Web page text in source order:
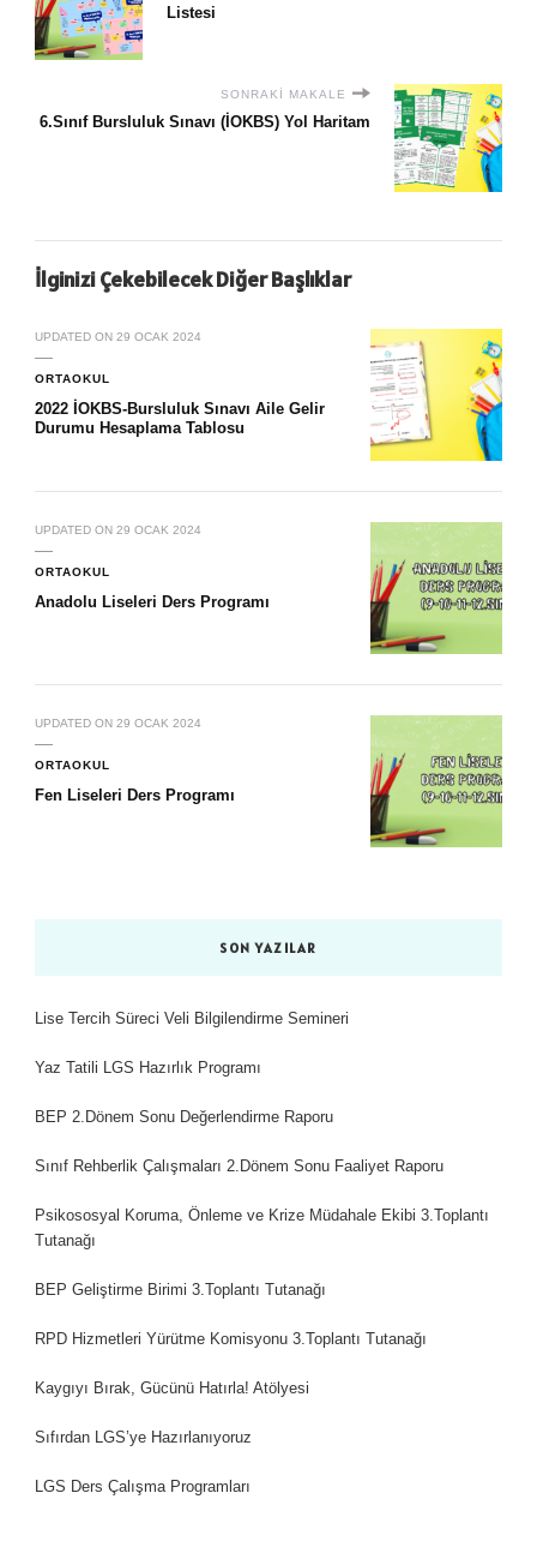
Listesi
SONRAKI MAKALE
6.Sınıf Bursluluk Sınavı (İOKBS) Yol Haritam
İlginizi Çekebilecek Diğer Başlıklar
UPDATED ON 29 OCAK 2024
ORTAOKUL
2022 İOKBS-Bursluluk Sınavı Aile Gelir
Durumu Hesaplama Tablosu
UPDATED ON 29 OCAK 2024
ORTAOKUL
Anadolu Liseleri Ders Programı
UPDATED ON 29 OCAK 2024
ORTAOKUL
Fen Liseleri Ders Programı
SON YAZILAR
Lise Tercih Süreci Veli Bilgilendirme Semineri
Yaz Tatili LGS Hazırlık Programı
BEP 2.Dönem Sonu Değerlendirme Raporu
Sınıf Rehberlik Çalışmaları 2.Dönem Sonu Faaliyet Raporu
Psikososyal Koruma, Önleme ve Krize Müdahale Ekibi 3.Toplantı
Tutanağı
BEP Geliştirme Birimi 3.Toplantı Tutanağı
RPD Hizmetleri Yürütme Komisyonu 3.Toplantı Tutanağı
Kaygıyı Bırak, Gücünü Hatırla! Atölyesi
Sıfırdan LGS’ye Hazırlanıyoruz
LGS Ders Çalışma Programları